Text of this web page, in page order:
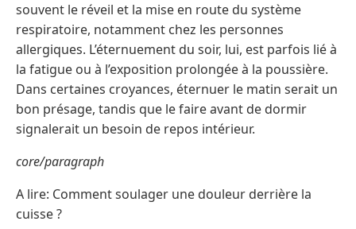
souvent le réveil et la mise en route du système
respiratoire, notamment chez les personnes
allergiques. L’éternuement du soir, lui, est parfois lié à
la fatigue ou à l’exposition prolongée à la poussière.
Dans certaines croyances, éternuer le matin serait un
bon présage, tandis que le faire avant de dormir
signalerait un besoin de repos intérieur.
core/paragraph
A lire: Comment soulager une douleur derrière la
cuisse ?